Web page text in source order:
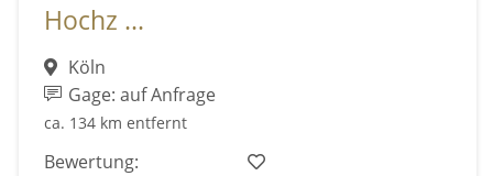
Hochz ...
Köln
Gage: auf Anfrage
ca. 134 km entfernt
Bewertung: